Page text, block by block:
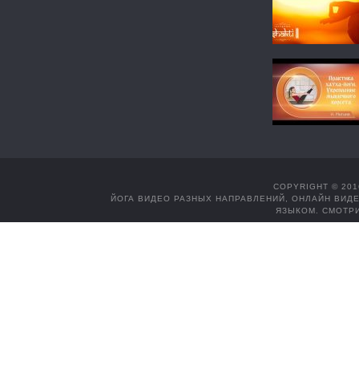
COPYRIGHT ©
ЙОГА ВИДЕО РАЗНЫХ НАПРАВЛЕНИЙ, ОНЛАЙН
ЯЗЫКОМ.